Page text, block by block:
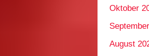
Oktober
August